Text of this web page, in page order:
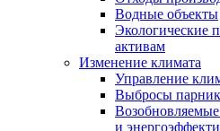
Водные объекты
Экологические
активам
Изменение климата
Управление
Выбросы
и